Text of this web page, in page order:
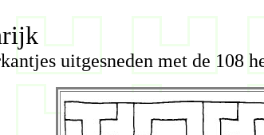
uitgesneden met de 108